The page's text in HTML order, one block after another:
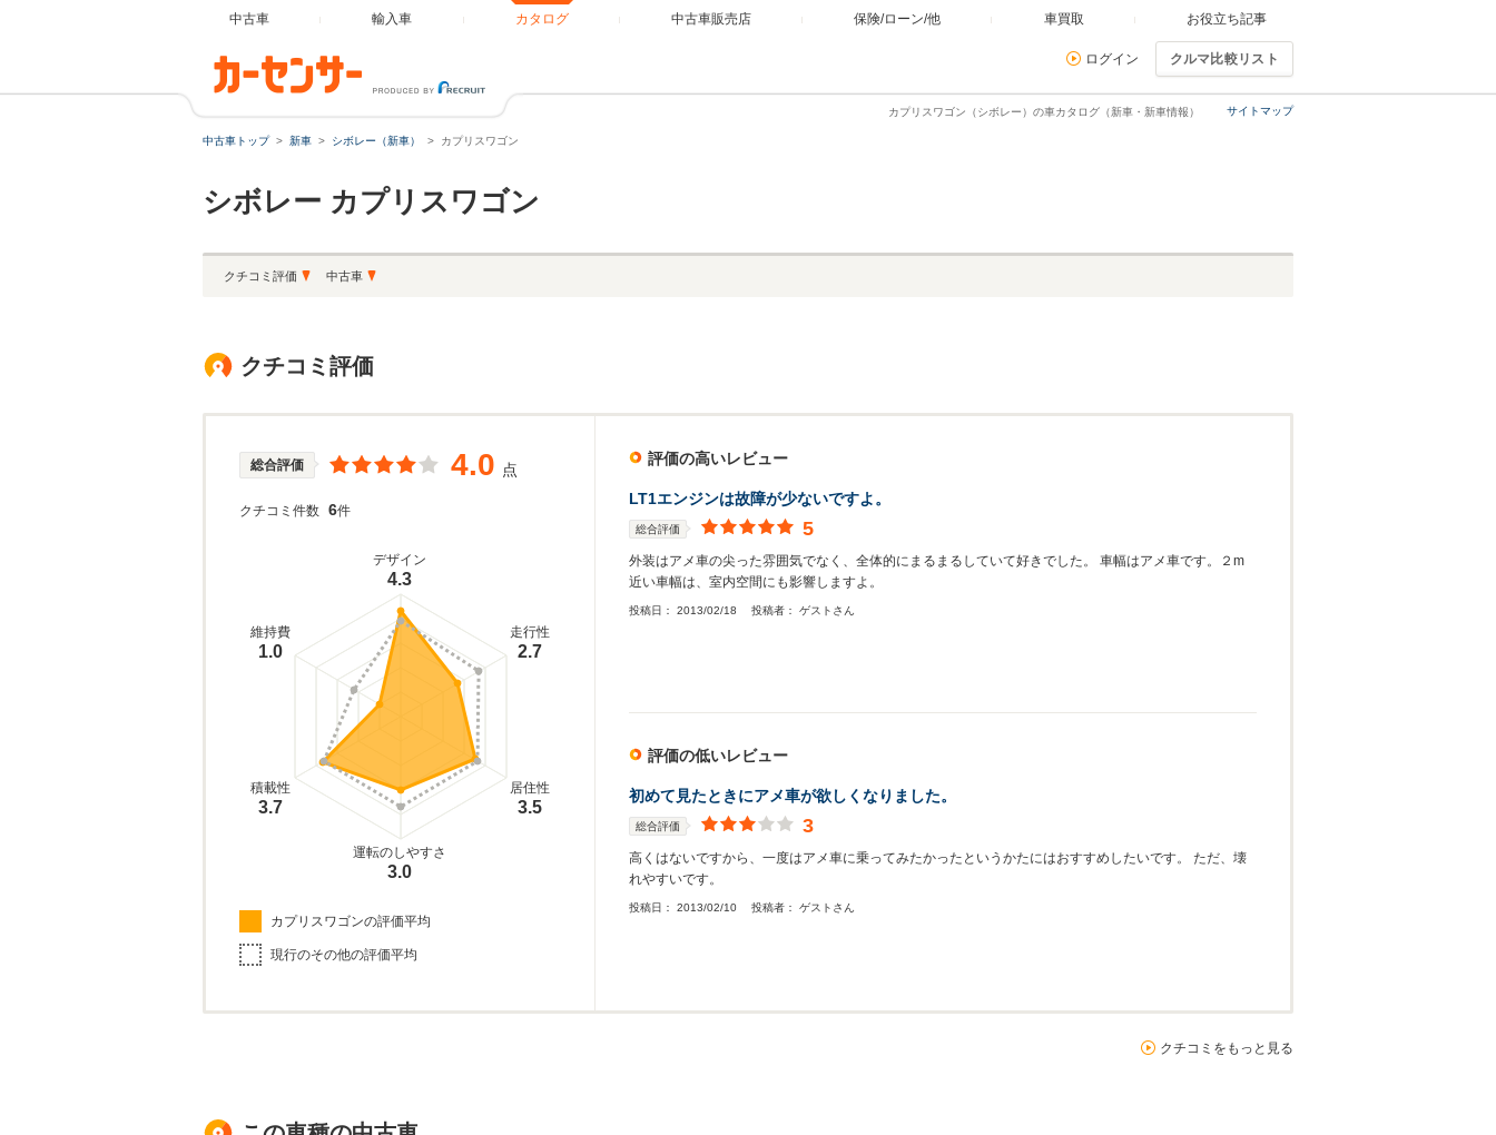
中古車 輸入車 カタログ 中古車販売店 保険/ローン/他 車買取 お役立ち記事
ログイン クルマ比較リスト
サイトマップ
カプリスワゴン（シボレー）の車カタログ（新車・新車情報）
中古車トップ 新車 シボレー（新車） カプリスワゴン
シボレー カプリスワゴン
クチコミ評価 中古車
クチコミ評価
総合評価 4.0 点
クチコミ件数 6件
デザイン
4.3
走行性
2.7
居住性
3.5
運転のしやすさ
3.0
積載性
3.7
維持費
1.0
カプリスワゴンの評価平均
現行のその他の評価平均
評価の高いレビュー
LT1エンジンは故障が少ないですよ。
総合評価 5
外装はアメ車の尖った雰囲気でなく、全体的にまるまるしていて好きでした。 車幅はアメ車です。２m
近い車幅は、室内空間にも影響しますよ。
投稿日： 2013/02/18 投稿者： ゲストさん
評価の低いレビュー
初めて見たときにアメ車が欲しくなりました。
総合評価 3
高くはないですから、一度はアメ車に乗ってみたかったというかたにはおすすめしたいです。 ただ、壊
れやすいです。
投稿日： 2013/02/10 投稿者： ゲストさん
クチコミをもっと見る